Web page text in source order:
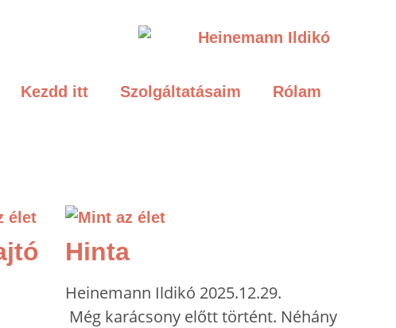
Kezdd itt Szolgáltatásaim Rólam
Hinta
Heinemann Ildikó 2025.12.29.
Még karácsony előtt történt. Néhány